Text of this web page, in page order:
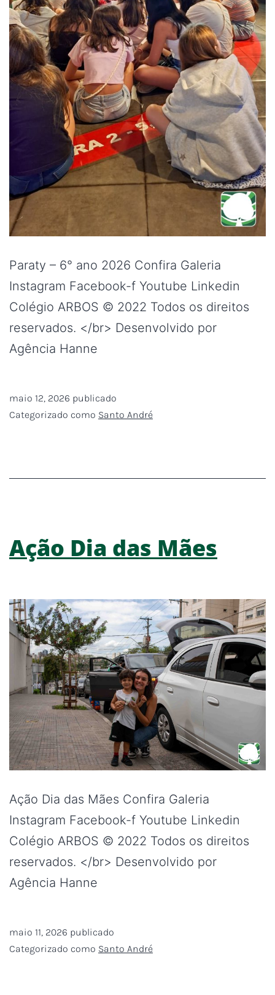
Paraty – 6° ano 2026 Confira Galeria
Instagram Facebook-f Youtube Linkedin
Colégio ARBOS © 2022 Todos os direitos
reservados. </br> Desenvolvido por
Agência Hanne
maio 12, 2026 publicado
Categorizado como Santo André
Ação Dia das Mães
Ação Dia das Mães Confira Galeria
Instagram Facebook-f Youtube Linkedin
Colégio ARBOS © 2022 Todos os direitos
reservados. </br> Desenvolvido por
Agência Hanne
maio 11, 2026 publicado
Categorizado como Santo André